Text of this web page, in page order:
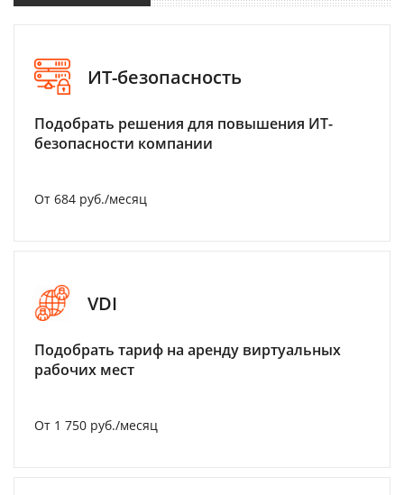
ИТ-безопасность
Подобрать решения для повышения ИТ-
безопасности компании
От 684 руб./месяц
VDI
Подобрать тариф на аренду виртуальных
рабочих мест
От 1 750 руб./месяц